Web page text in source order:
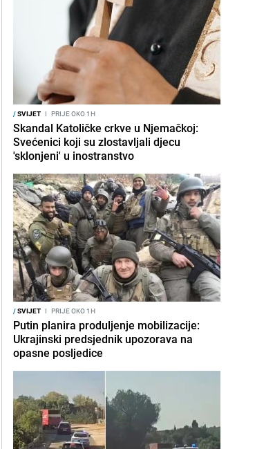
/SVIJET I PRIJE OKO 1H
Skandal Katoličke crkve u Njemačkoj:
Svećenici koji su zlostavljali djecu
'sklonjeni' u inostranstvo
/SVIJET I PRIJE OKO 1H
Putin planira produljenje mobilizacije:
Ukrajinski predsjednik upozorava na
opasne posljedice